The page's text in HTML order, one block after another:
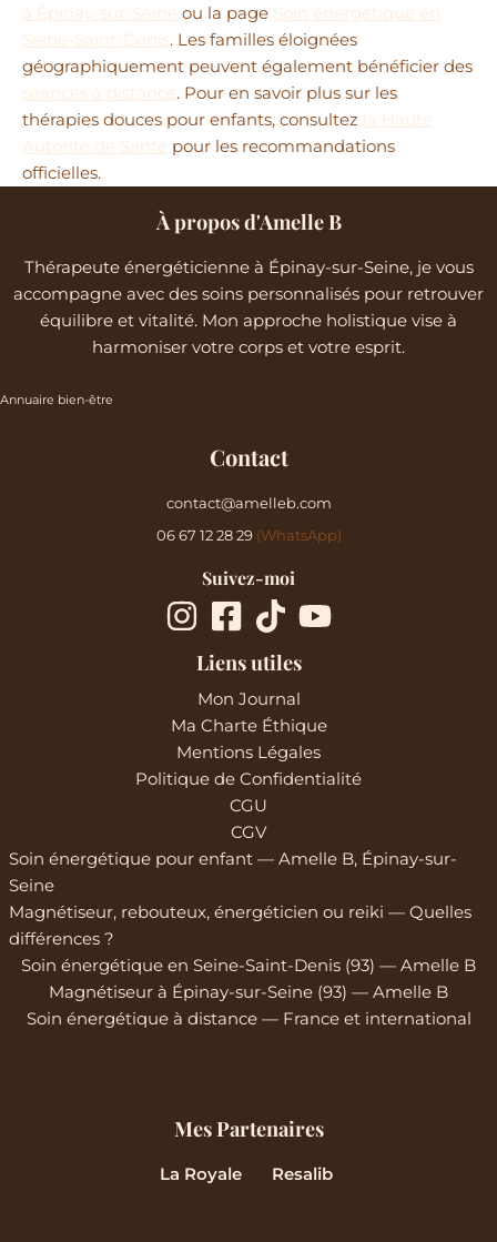
à Épinay-sur-Seine ou la page Soin énergétique en
Seine-Saint-Denis. Les familles éloignées
géographiquement peuvent également bénéficier des
séances à distance. Pour en savoir plus sur les
thérapies douces pour enfants, consultez la Haute
Autorité de Santé pour les recommandations
officielles.
À propos d'Amelle B
Thérapeute énergéticienne à Épinay-sur-Seine, je vous
accompagne avec des soins personnalisés pour retrouver
équilibre et vitalité. Mon approche holistique vise à
harmoniser votre corps et votre esprit.
Annuaire bien-être
Contact
contact@amelleb.com
06 67 12 28 29(WhatsApp)
Suivez-moi
Liens utiles
Mon Journal
Ma Charte Éthique
Mentions Légales
Politique de Confidentialité
CGU
CGV
Soin énergétique pour enfant — Amelle B, Épinay-sur-
Seine
Magnétiseur, rebouteux, énergéticien ou reiki — Quelles
différences ?
Soin énergétique en Seine-Saint-Denis (93) — Amelle B
Magnétiseur à Épinay-sur-Seine (93) — Amelle B
Soin énergétique à distance — France et international
Mes Partenaires
La Royale Resalib